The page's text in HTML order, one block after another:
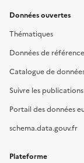
Données ouvertes
Thématiques
Données de référence
Catalogue de
Suivre les
Portail des données
schema.data.gouv.fr
Plateforme